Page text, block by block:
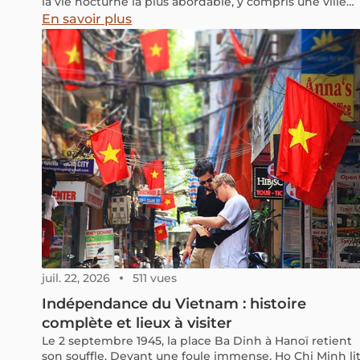
vietnamienne. La ville de Hô Chi Minh occupe la
sixième place parmi les 10 destinations nocturnes les
moins chères au monde avec un coût moyen de £8.66
(€10).
En savoir plus
juil. 22, 2026 511 vues
Indépendance du Vietnam : histoire
complète et lieux à visiter
Le 2 septembre 1945, la place Ba Dinh à Hanoï retient
son souffle. Devant une foule immense, Ho Chi Minh lit